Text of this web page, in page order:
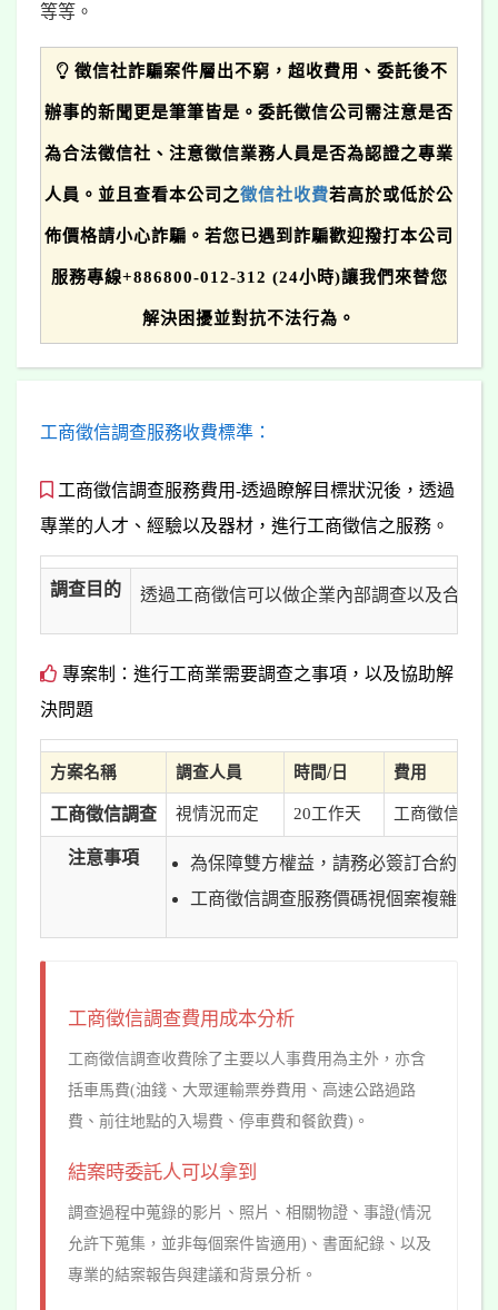
等等。
徵信社詐騙案件層出不窮，超收費用、委託後不
辦事的新聞更是筆筆皆是。委託徵信公司需注意是否
為合法徵信社、注意徵信業務人員是否為認證之專業
人員。並且查看本公司之徵信社收費若高於或低於公
佈價格請小心詐騙。若您已遇到詐騙歡迎撥打本公司
服務專線+886800-012-312 (24小時)讓我們來替您
解決困擾並對抗不法行為。
工商徵信調查服務收費標準：
工商徵信調查服務費用-透過瞭解目標狀況後，透過
專業的人才、經驗以及器材，進行工商徵信之服務。
調查目的 透過工商徵信可以做企業內部調查以及合作
專案制：進行工商業需要調查之事項，以及協助解
決問題
方案名稱 調查人員 時間/日 費用
工商徵信調查 視情況而定 20工作天 工商徵信調
注意事項
為保障雙方權益，請務必簽訂合約。
工商徵信調查服務價碼視個案複雜度
工商徵信調查費用成本分析
工商徵信調查收費除了主要以人事費用為主外，亦含
括車馬費(油錢、大眾運輸票券費用、高速公路過路
費、前往地點的入場費、停車費和餐飲費)。
結案時委託人可以拿到
調查過程中蒐錄的影片、照片、相關物證、事證(情況
允許下蒐集，並非每個案件皆適用)、書面紀錄、以及
專業的結案報告與建議和背景分析。